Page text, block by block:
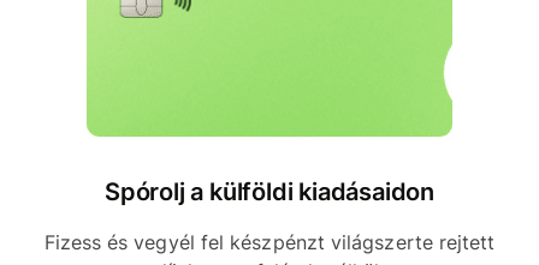
Spórolj a külföldi kiadásaidon
Fizess és vegyél fel készpénzt világszerte rejtett